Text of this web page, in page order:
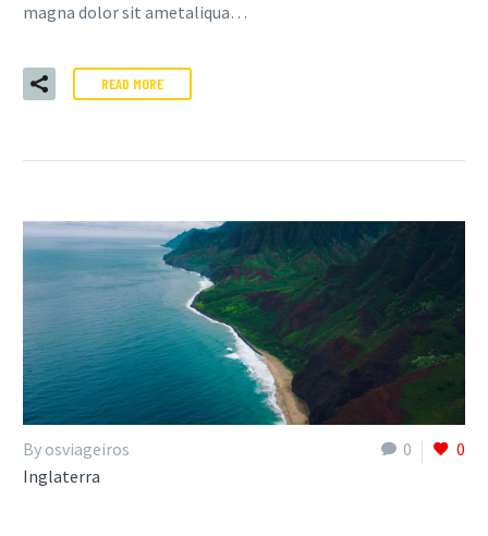
magna dolor sit ametaliqua…
READ MORE
0 0
By osviageiros
Inglaterra